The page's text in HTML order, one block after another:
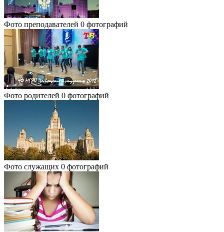
Фото преподавателей 0 фотографий
Фото родителей 0 фотографий
Фото служащих 0 фотографий